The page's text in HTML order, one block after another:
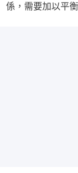
係，需要加以平